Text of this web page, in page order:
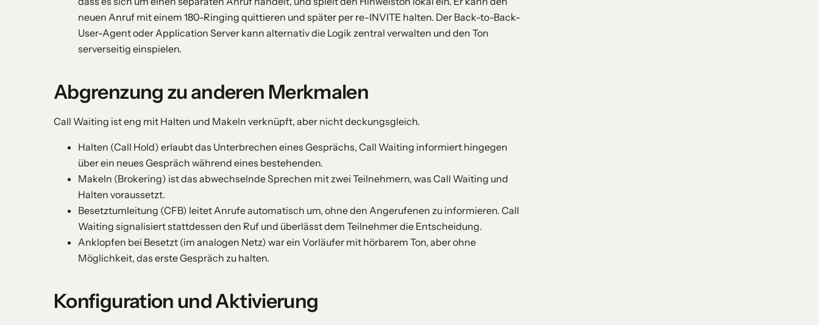
neuen Anruf mit einem 180-Ringing quittieren und später per re-INVITE halten. Der Back-to-Back-
User-Agent oder Application Server kann alternativ die Logik zentral verwalten und den Ton
serverseitig einspielen.
Abgrenzung zu anderen Merkmalen
Call Waiting ist eng mit Halten und Makeln verknüpft, aber nicht deckungsgleich.
Halten (Call Hold) erlaubt das Unterbrechen eines Gesprächs, Call Waiting informiert hingegen
über ein neues Gespräch während eines bestehenden.
Makeln (Brokering) ist das abwechselnde Sprechen mit zwei Teilnehmern, was Call Waiting und
Halten voraussetzt.
Besetztumleitung (CFB) leitet Anrufe automatisch um, ohne den Angerufenen zu informieren. Call
Waiting signalisiert stattdessen den Ruf und überlässt dem Teilnehmer die Entscheidung.
Anklopfen bei Besetzt (im analogen Netz) war ein Vorläufer mit hörbarem Ton, aber ohne
Möglichkeit, das erste Gespräch zu halten.
Konfiguration und Aktivierung